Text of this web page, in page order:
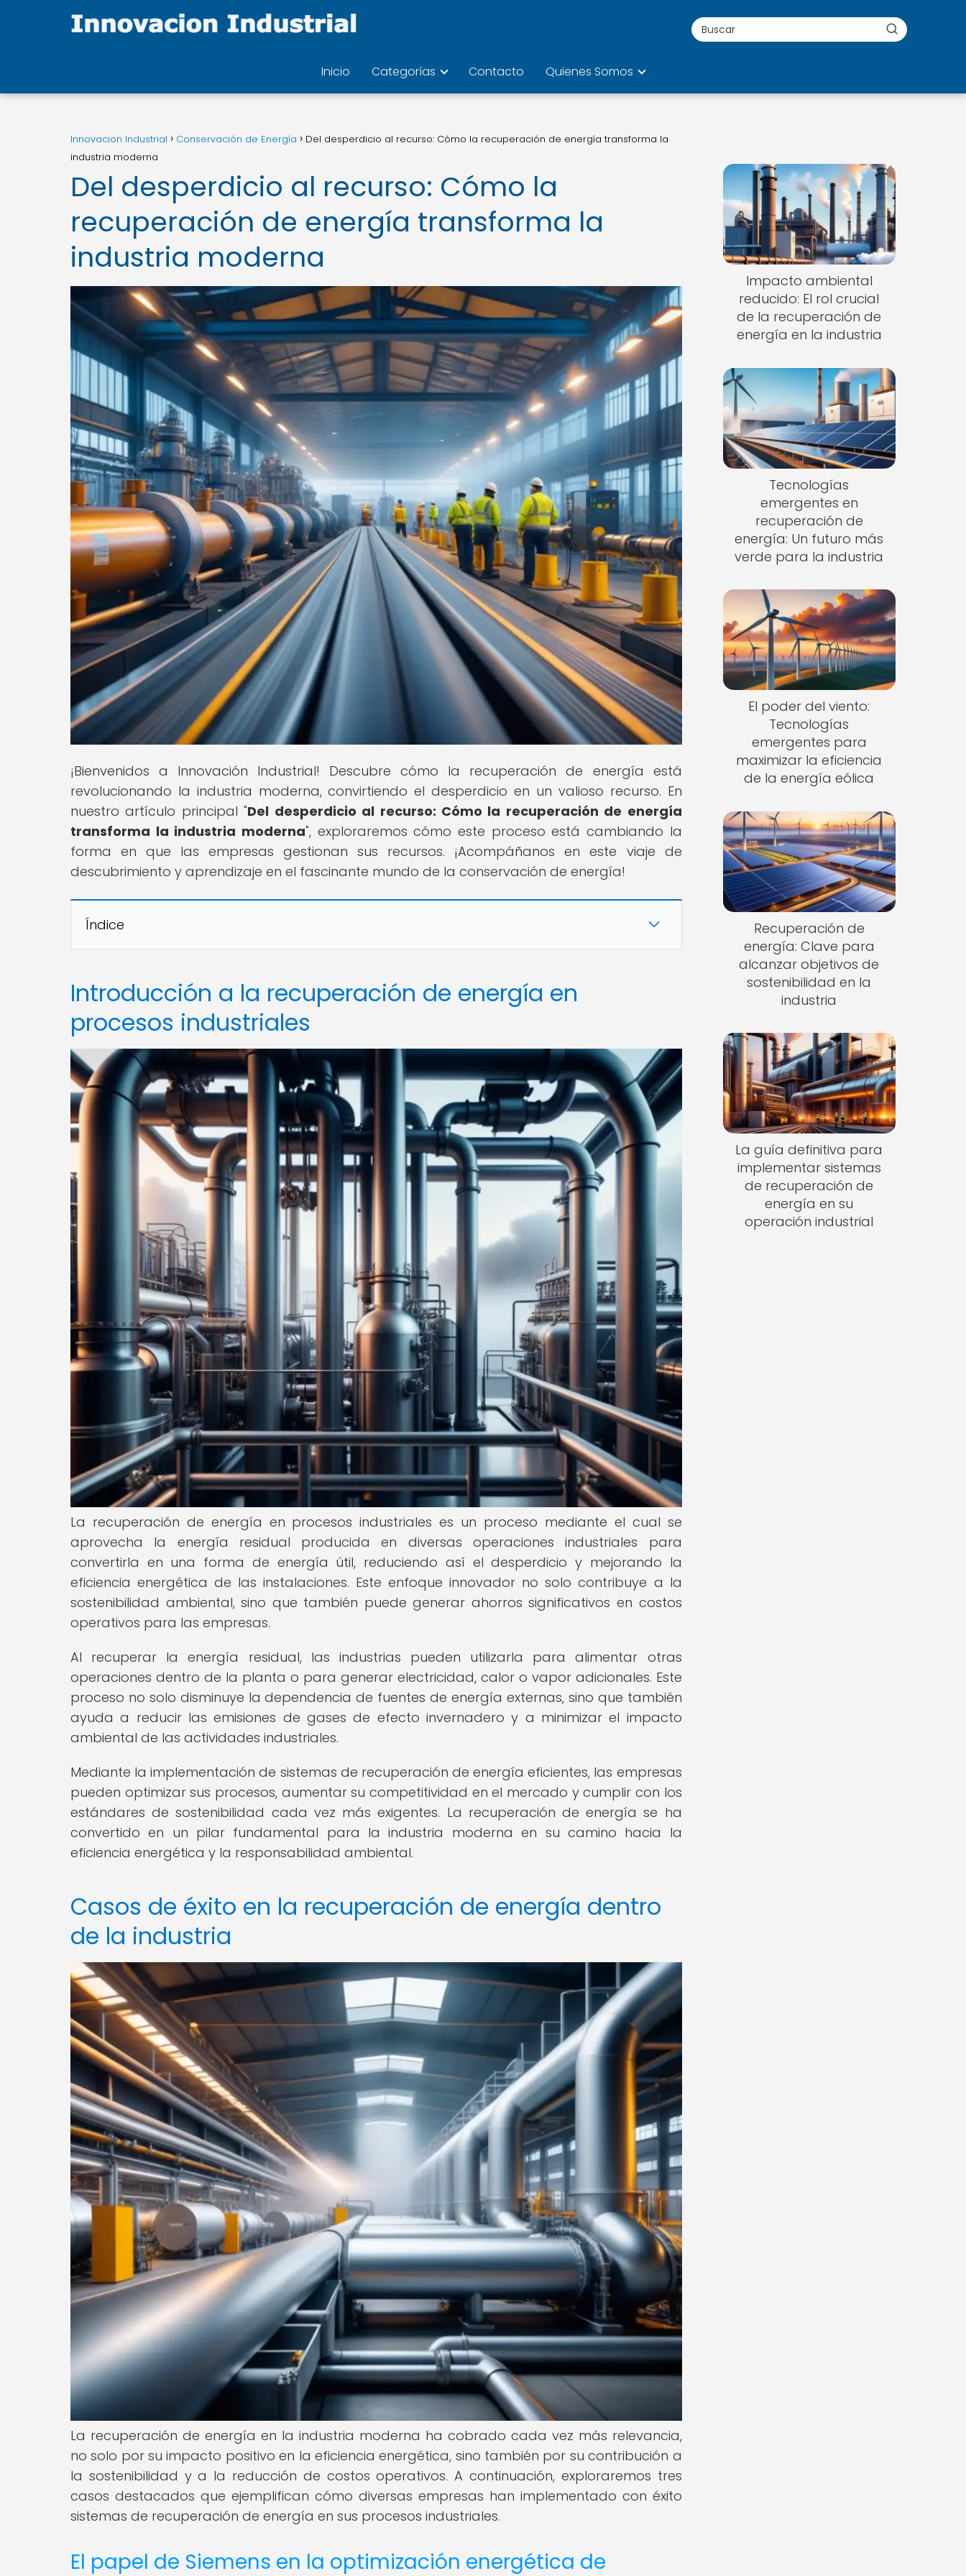
Inicio Categorías Contacto Quienes Somos
Innovacion Industrial Conservación de Energía
Del desperdicio al recurso: Cómo la recuperación de energía transforma la
industria moderna
Del desperdicio al recurso: Cómo la
recuperación de energía transforma la
industria moderna
¡Bienvenidos a Innovación Industrial! Descubre cómo la recuperación de energía está
revolucionando la industria moderna, convirtiendo el desperdicio en un valioso recurso. En
nuestro artículo principal "Del desperdicio al recurso: Cómo la recuperación de energía
transforma la industria moderna", exploraremos cómo este proceso está cambiando la
forma en que las empresas gestionan sus recursos. ¡Acompáñanos en este viaje de
descubrimiento y aprendizaje en el fascinante mundo de la conservación de energía!
Índice
Introducción a la recuperación de energía en
procesos industriales
La recuperación de energía en procesos industriales es un proceso mediante el cual se
aprovecha la energía residual producida en diversas operaciones industriales para
convertirla en una forma de energía útil, reduciendo así el desperdicio y mejorando la
eficiencia energética de las instalaciones. Este enfoque innovador no solo contribuye a la
sostenibilidad ambiental, sino que también puede generar ahorros significativos en costos
operativos para las empresas.
Al recuperar la energía residual, las industrias pueden utilizarla para alimentar otras
operaciones dentro de la planta o para generar electricidad, calor o vapor adicionales. Este
proceso no solo disminuye la dependencia de fuentes de energía externas, sino que también
ayuda a reducir las emisiones de gases de efecto invernadero y a minimizar el impacto
ambiental de las actividades industriales.
Mediante la implementación de sistemas de recuperación de energía eficientes, las empresas
pueden optimizar sus procesos, aumentar su competitividad en el mercado y cumplir con los
estándares de sostenibilidad cada vez más exigentes. La recuperación de energía se ha
convertido en un pilar fundamental para la industria moderna en su camino hacia la
eficiencia energética y la responsabilidad ambiental.
Casos de éxito en la recuperación de energía dentro
de la industria
La recuperación de energía en la industria moderna ha cobrado cada vez más relevancia,
no solo por su impacto positivo en la eficiencia energética, sino también por su contribución a
la sostenibilidad y a la reducción de costos operativos. A continuación, exploraremos tres
casos destacados que ejemplifican cómo diversas empresas han implementado con éxito
sistemas de recuperación de energía en sus procesos industriales.
El papel de Siemens en la optimización energética de
Impacto ambiental
reducido: El rol crucial
de la recuperación de
energía en la industria
Tecnologías
emergentes en
recuperación de
energía: Un futuro más
verde para la industria
El poder del viento:
Tecnologías
emergentes para
maximizar la eficiencia
de la energía eólica
Recuperación de
energía: Clave para
alcanzar objetivos de
sostenibilidad en la
industria
La guía definitiva para
implementar sistemas
de recuperación de
energía en su
operación industrial